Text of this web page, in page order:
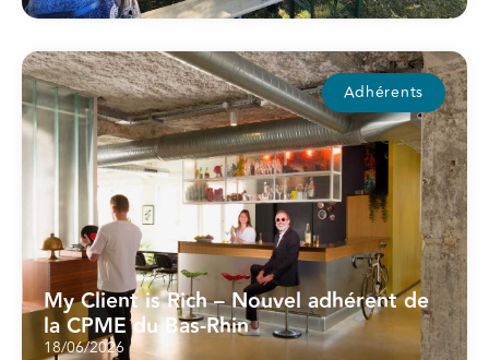
Adhérents
My Client is Rich – Nouvel adhérent de
la CPME du Bas-Rhin
18/06/2026